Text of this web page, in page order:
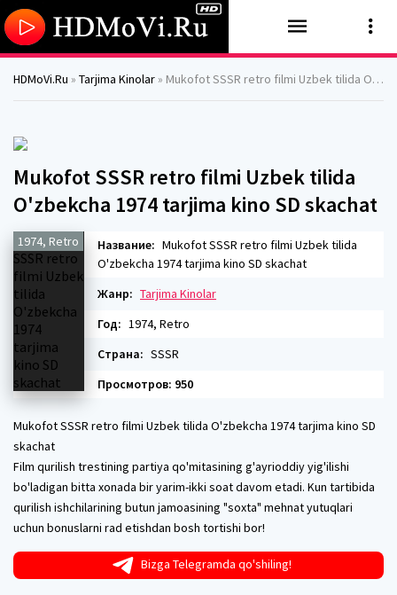
HDMoVi.Ru » Tarjima Kinolar » Mukofot SSSR retro filmi Uzbek tilida O'zbekcha 1974 tarjima kino SD skachat
Mukofot SSSR retro filmi Uzbek tilida
O'zbekcha 1974 tarjima kino SD skachat
1974, Retro Название: Mukofot SSSR retro filmi Uzbek tilida
O'zbekcha 1974 tarjima kino SD skachat
Жанр: Tarjima Kinolar
Год: 1974, Retro
Страна: SSSR
Просмотров: 950
Mukofot SSSR retro filmi Uzbek tilida O'zbekcha 1974 tarjima kino SD
skachat
Film qurilish trestining partiya qo'mitasining g'ayrioddiy yig'ilishi
bo'ladigan bitta xonada bir yarim-ikki soat davom etadi. Kun tartibida
qurilish ishchilarining butun jamoasining "soxta" mehnat yutuqlari
uchun bonuslarni rad etishdan bosh tortishi bor!
Bizga Telegramda qo'shiling!